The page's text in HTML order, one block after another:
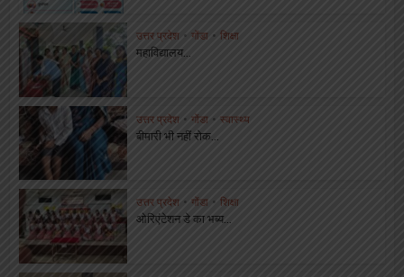
उत्तर प्रदेश • गोंडा • शिक्षा
महाविद्यालय...
उत्तर प्रदेश • गोंडा • स्वास्थ्य
बीमारी भी नहीं रोक...
उत्तर प्रदेश • गोंडा • शिक्षा
ओरिएंटेशन डे का भब्य...